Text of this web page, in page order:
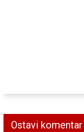
Ostavi komentar